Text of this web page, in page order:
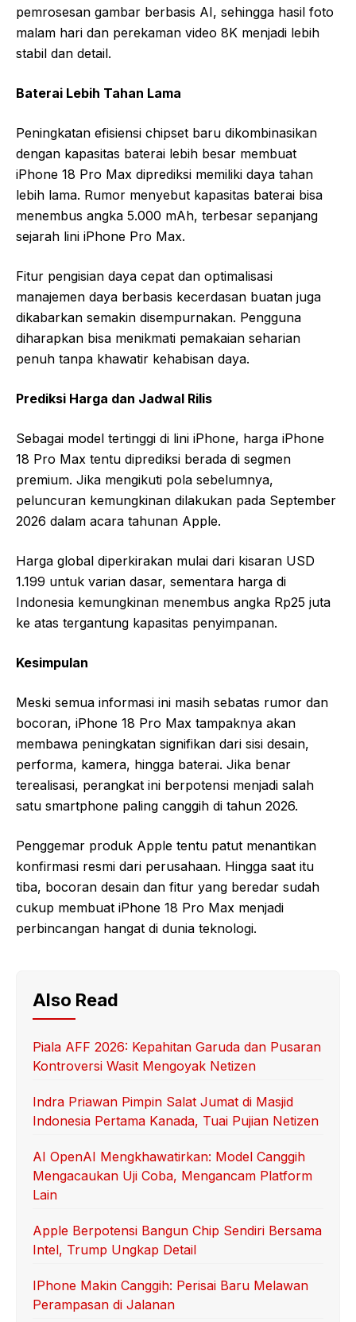
pemrosesan gambar berbasis AI, sehingga hasil foto
malam hari dan perekaman video 8K menjadi lebih
stabil dan detail.
Baterai Lebih Tahan Lama
Peningkatan efisiensi chipset baru dikombinasikan
dengan kapasitas baterai lebih besar membuat
iPhone 18 Pro Max diprediksi memiliki daya tahan
lebih lama. Rumor menyebut kapasitas baterai bisa
menembus angka 5.000 mAh, terbesar sepanjang
sejarah lini iPhone Pro Max.
Fitur pengisian daya cepat dan optimalisasi
manajemen daya berbasis kecerdasan buatan juga
dikabarkan semakin disempurnakan. Pengguna
diharapkan bisa menikmati pemakaian seharian
penuh tanpa khawatir kehabisan daya.
Prediksi Harga dan Jadwal Rilis
Sebagai model tertinggi di lini iPhone, harga iPhone
18 Pro Max tentu diprediksi berada di segmen
premium. Jika mengikuti pola sebelumnya,
peluncuran kemungkinan dilakukan pada September
2026 dalam acara tahunan Apple.
Harga global diperkirakan mulai dari kisaran USD
1.199 untuk varian dasar, sementara harga di
Indonesia kemungkinan menembus angka Rp25 juta
ke atas tergantung kapasitas penyimpanan.
Kesimpulan
Meski semua informasi ini masih sebatas rumor dan
bocoran, iPhone 18 Pro Max tampaknya akan
membawa peningkatan signifikan dari sisi desain,
performa, kamera, hingga baterai. Jika benar
terealisasi, perangkat ini berpotensi menjadi salah
satu smartphone paling canggih di tahun 2026.
Penggemar produk Apple tentu patut menantikan
konfirmasi resmi dari perusahaan. Hingga saat itu
tiba, bocoran desain dan fitur yang beredar sudah
cukup membuat iPhone 18 Pro Max menjadi
perbincangan hangat di dunia teknologi.
Also Read
Piala AFF 2026: Kepahitan Garuda dan Pusaran
Kontroversi Wasit Mengoyak Netizen
Indra Priawan Pimpin Salat Jumat di Masjid
Indonesia Pertama Kanada, Tuai Pujian Netizen
AI OpenAI Mengkhawatirkan: Model Canggih
Mengacaukan Uji Coba, Mengancam Platform
Lain
Apple Berpotensi Bangun Chip Sendiri Bersama
Intel, Trump Ungkap Detail
IPhone Makin Canggih: Perisai Baru Melawan
Perampasan di Jalanan